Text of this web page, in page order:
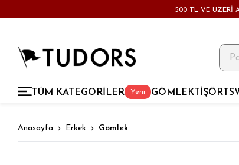
500 TL VE ÜZERİ
Yeni
TÜM KATEGORİLER GÖMLEK TİŞÖRT
Anasayfa Erkek Gömlek